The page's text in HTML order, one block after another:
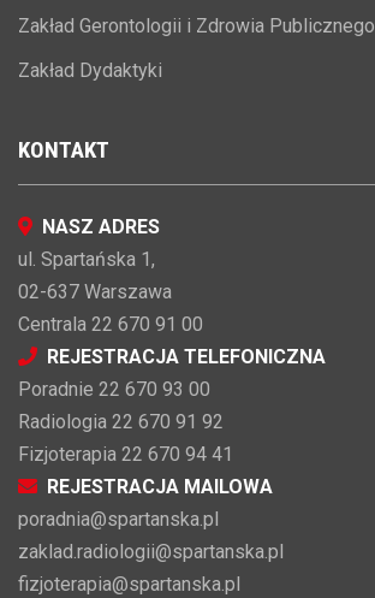
Zakład Gerontologii i Zdrowia Publicznego
Zakład Dydaktyki
KONTAKT
NASZ ADRES
ul. Spartańska 1,
02-637 Warszawa
Centrala 22 670 91 00
REJESTRACJA TELEFONICZNA
Poradnie 22 670 93 00
Radiologia 22 670 91 92
Fizjoterapia 22 670 94 41
REJESTRACJA MAILOWA
poradnia@spartanska.pl
zaklad.radiologii@spartanska.pl
fizjoterapia@spartanska.pl